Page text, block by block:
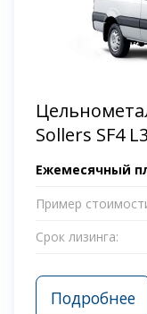
Sollers SF4
Ежемесячный
Пример
Срок лизинга:
Подробнее